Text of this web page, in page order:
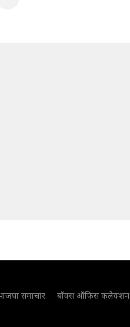
समाचार बॉक्स ऑफिस कलेक्शन